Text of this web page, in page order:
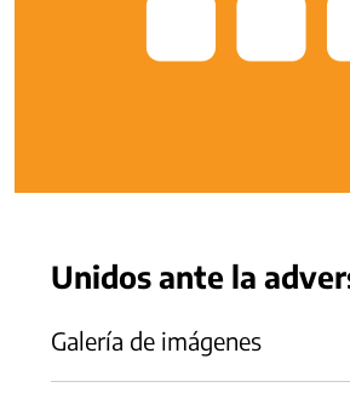
Unidos ante la
Galería de imágenes